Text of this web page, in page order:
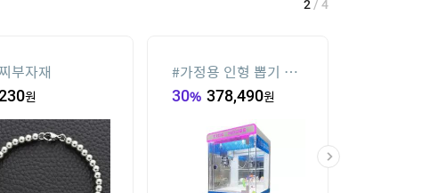
부자재
원
#가정용 인형 뽑기 기
계
30% 378,490원
2 / 4